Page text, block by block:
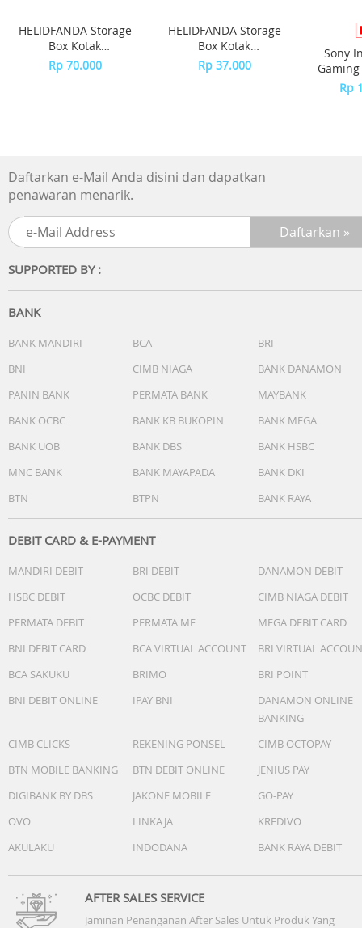
HELIDFANDA Storage
Box Kotak
Penyimpanan dengan
Pegangan Motif Bear -
Rp 70.000
HELIDFANDA Storage
Box Kotak
Penyimpanan dengan
Pegangan Motif Bear -
Rp 37.000
Sony
Rp
Daftarkan e-Mail Anda disini dan dapatkan
penawaran menarik.
SUPPORTED BY :
BANK
BANK MANDIRI BCA
BRI
BNI
CIMB NIAGA
BANK DANAMON
PANIN BANK
PERMATA BANK
MAYBANK
BANK OCBC
BANK KB BUKOPIN
BANK MEGA
BANK UOB
BANK DBS
BANK HSBC
MNC BANK
BANK MAYAPADA
BANK DKI
BTN
BTPN BANK RAYA
DEBIT CARD & E-PAYMENT
MANDIRI DEBIT BRI DEBIT
DANAMON DEBIT
HSBC DEBIT
OCBC DEBIT
CIMB NIAGA DEBIT
PERMATA DEBIT
PERMATA ME
MEGA DEBIT CARD
BNI DEBIT CARD
BCA VIRTUAL ACCOUNT
BRI VIRTUAL
BCA SAKUKU
BRIMO
BRI POINT
BNI DEBIT ONLINE
IPAY BNI
DANAMON ONLINE
BANKING
CIMB CLICKS
REKENING PONSEL
CIMB OCTOPAY
BTN MOBILE BANKING
BTN DEBIT ONLINE
JENIUS PAY
DIGIBANK BY DBS
JAKONE MOBILE
GO-PAY
OVO
LINKAJA
KREDIVO
AKULAKU
INDODANA BANK RAYA DEBIT
AFTER SALES SERVICE
Jaminan Penanganan After Sales Untuk Produk Yang